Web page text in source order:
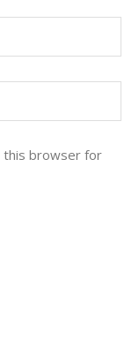
this browser for